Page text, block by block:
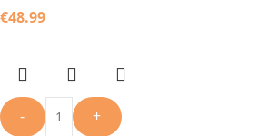
€48.99
-
+